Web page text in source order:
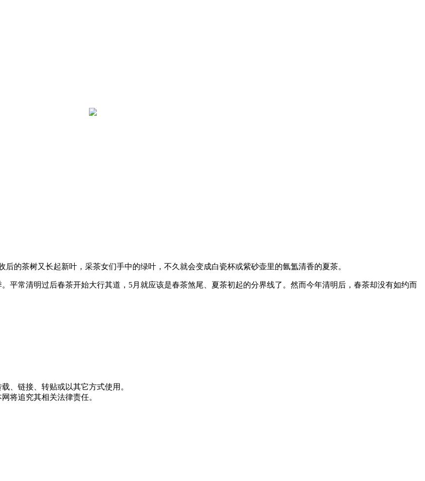
的茶树又长起新叶，采茶女们手中的绿叶，不久就会变成白瓷杯或紫砂壶里的氤氲清香的夏茶。
平常清明过后春茶开始大行其道，5月就应该是春茶煞尾、夏茶初起的分界线了。然而今年清明后，春茶却没有如约而
、链接、转贴或以其它方式使用。
将追究其相关法律责任。